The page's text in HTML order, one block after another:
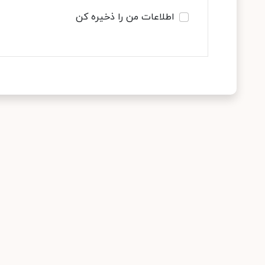
اطلاعات من را ذخیره کن